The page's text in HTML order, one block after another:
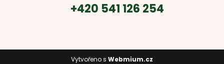
+420 541 126 254
Vytvořeno s Webmium.cz